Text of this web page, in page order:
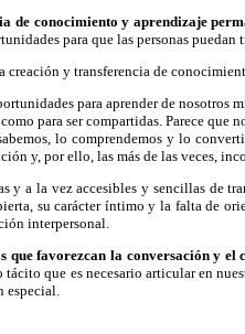
de conocimiento y aprendizaje
para que las personas puedan
creación y transferencia de
para aprender de nosotros
para ser compartidas. Parece que
lo comprendemos y lo
y, por ello, las más de las veces,
y a la vez accesibles y sencillas de
su carácter íntimo y la falta de
interpersonal.
que favorezcan la conversación y el
que es necesario articular en
especial.